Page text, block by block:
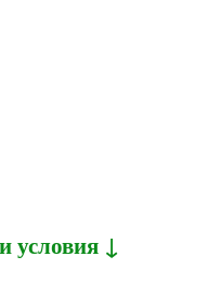
условия ↓